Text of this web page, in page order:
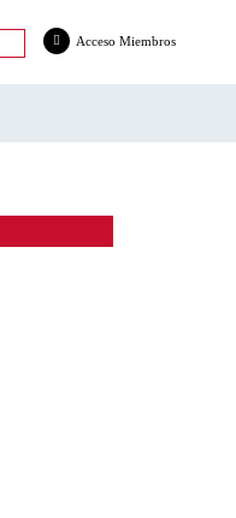
Acceso Miembros